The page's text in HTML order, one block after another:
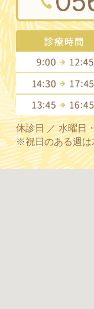
休診日 ／ 水曜日
※祝日のある週は